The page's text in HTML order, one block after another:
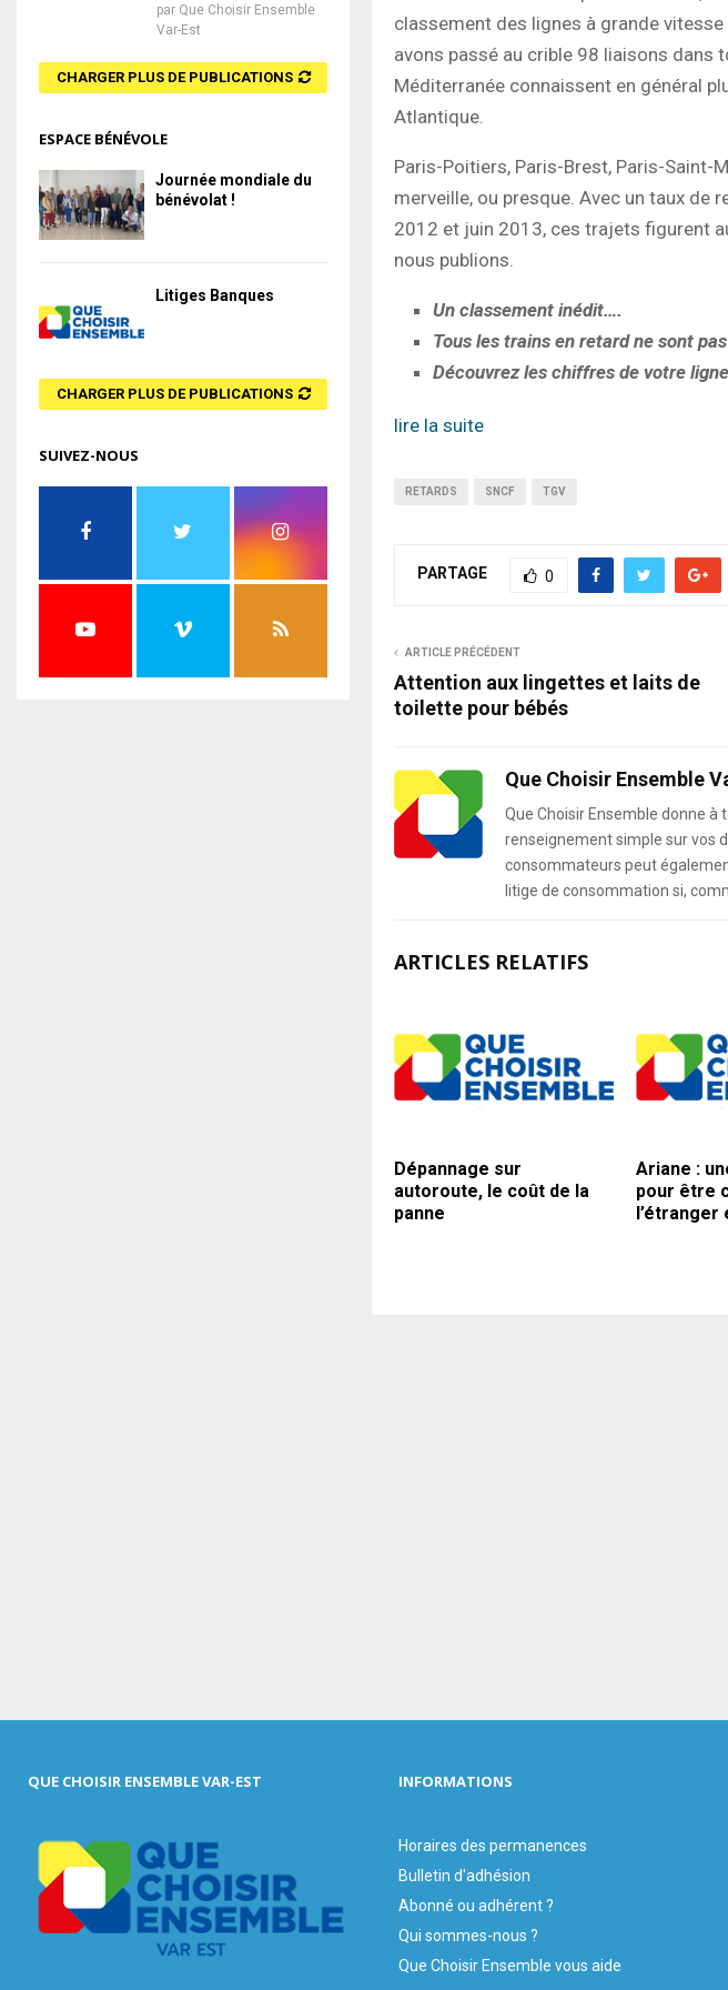
classement des lignes à grande
avons passé au crible 98 liaisons dans
Méditerranée connaissent en général
Atlantique.
Paris-Poitiers, Paris-Brest, Paris-Saint-
merveille, ou presque. Avec un taux de
2012 et juin 2013, ces trajets figurent
nous publions.
Un classement inédit….
Tous les trains en retard ne sont
Découvrez les chiffres de votre
lire la suite
RETARDS SNCF TGV
PARTAGE 0
ARTICLE PRÉCÉDENT
Attention aux lingettes et laits de
toilette pour bébés
Que Choisir Ensemble
Que Choisir Ensemble donne
renseignement simple sur vos
consommateurs peut
litige de consommation si,
ARTICLES RELATIFS
Dépannage sur
autoroute, le coût de la
panne
Ariane :
pour être
par Que Choisir Ensemble
Var-Est
CHARGER PLUS DE PUBLICATIONS
ESPACE BÉNÉVOLE
Journée mondiale du
bénévolat !
Litiges Banques
CHARGER PLUS DE PUBLICATIONS
SUIVEZ-NOUS
QUE CHOISIR ENSEMBLE VAR-EST INFORMATIONS
Horaires des permanences
Bulletin d'adhésion
Abonné ou adhérent ?
Qui sommes-nous ?
Que Choisir Ensemble vous aide